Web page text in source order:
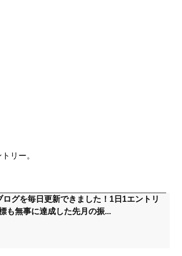
リー。
ログを毎日更新できました！1日1エントリ
も無事に達成した先月の振...